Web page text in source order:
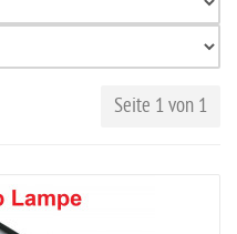
Seite 1 von 1